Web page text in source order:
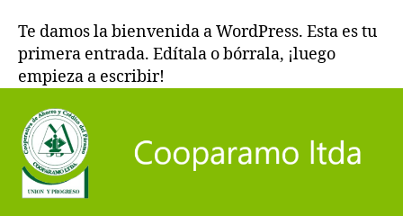
Te damos la bienvenida a WordPress. Esta es tu
primera entrada. Edítala o bórrala, ¡luego
empieza a escribir!